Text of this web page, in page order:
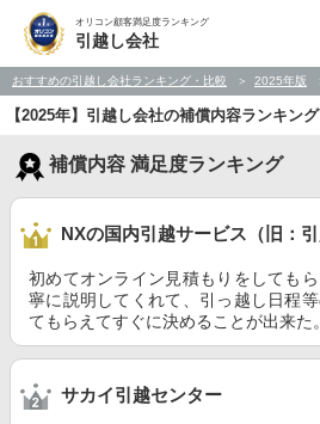
オリコン顧客満足度ランキング
引越し会社
おすすめの引越し会社ランキング・比較 2025年版
【2025年】引越し会社の補償内容ランキン
補償内容 満足度ランキング
NXの国内引越サービス（旧：引
初めてオンライン見積もりをしても
寧に説明してくれて、引っ越し日程
てもらえてすぐに決めることが出来た
サカイ引越センター